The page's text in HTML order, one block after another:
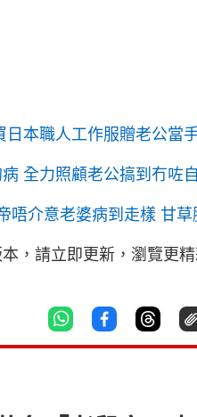
本職人工作服贈老公當
全力照顧老公搞到冇咗
唔介意老婆病到走樣 甘草
，請立即更新，瀏覽更精